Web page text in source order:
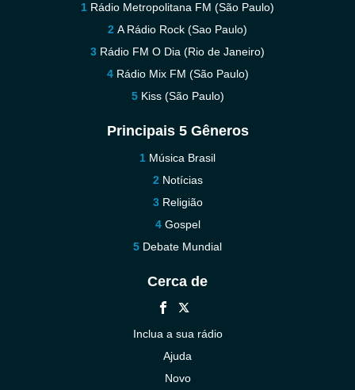
Rádio Metropolitana FM (São Paulo)
A Rádio Rock (Sao Paulo)
Rádio FM O Dia (Rio de Janeiro)
Rádio Mix FM (São Paulo)
Kiss (São Paulo)
Principais 5 Gêneros
Música Brasil
Notícias
Religião
Gospel
Debate Mundial
Cerca de
Inclua a sua rádio
Ajuda
Novo